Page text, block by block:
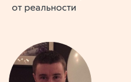
от реальности